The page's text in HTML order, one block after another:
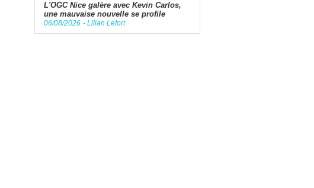
L'OGC Nice galère avec Kevin Carlos,
une mauvaise nouvelle se profile
06/08/2026 - Lilian Lefort